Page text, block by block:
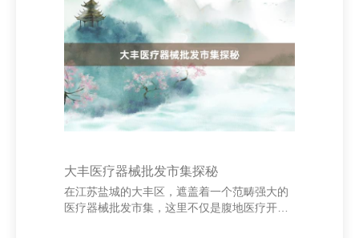
大而圆，耳朵下垂，心理清朗可儿。此外，泰
迪犬的身高一般在25厘米摆布，体重不跳跃5
公斤。 其次，查抄血缘文凭。正规的纯种泰迪
犬往往会有由泰斗犬业协会（如AKC、CKU）
颁发的血缘确认，
大丰医疗器械批发市集探秘
在江苏盐城的大丰区，遮盖着一个范畴强大的
医疗器械批发市集，这里不仅是腹地医疗开荒